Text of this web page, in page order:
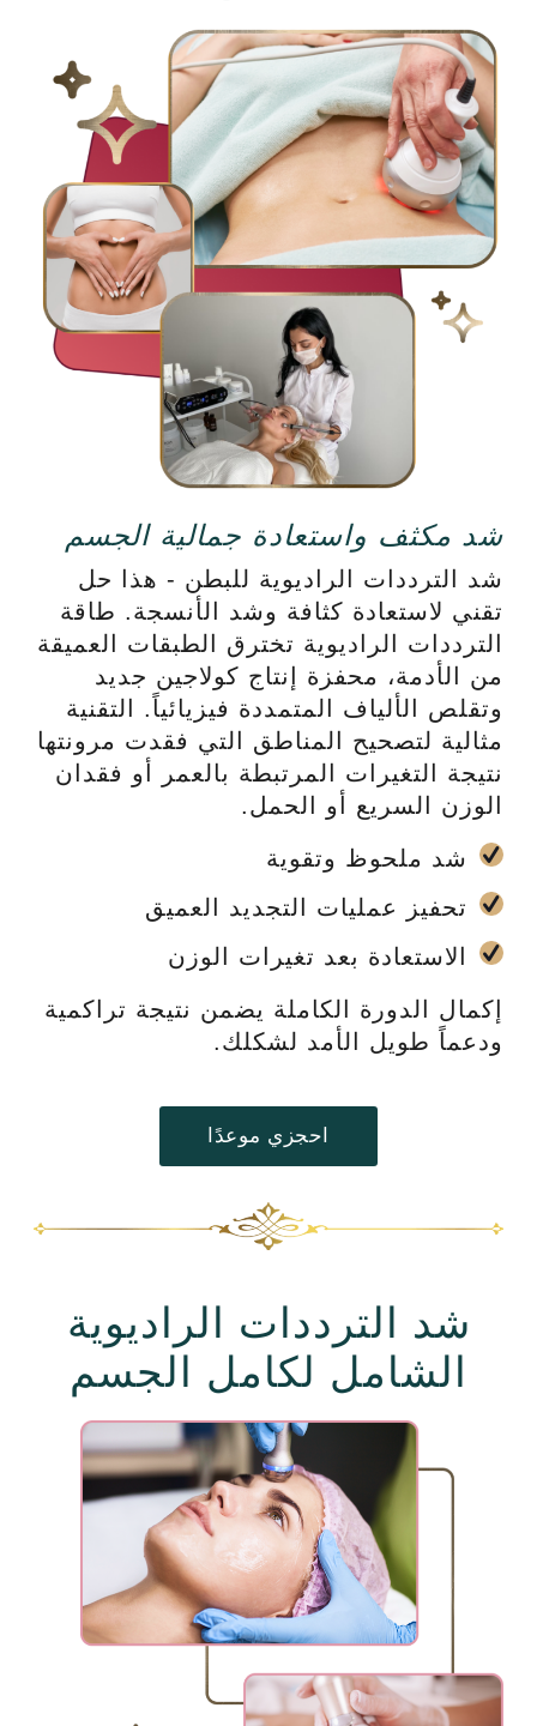
شد مكثف واستعادة جمالية الجسم
شد الترددات الراديوية للبطن - هذا حل
تقني لاستعادة كثافة وشد الأنسجة. طاقة
الترددات الراديوية تخترق الطبقات العميقة
من الأدمة، محفزة إنتاج كولاجين جديد
وتقلص الألياف المتمددة فيزيائياً. التقنية
مثالية لتصحيح المناطق التي فقدت مرونتها
نتيجة التغيرات المرتبطة بالعمر أو فقدان
الوزن السريع أو الحمل.
شد ملحوظ وتقوية
تحفيز عمليات التجديد العميق
الاستعادة بعد تغيرات الوزن
إكمال الدورة الكاملة يضمن نتيجة تراكمية
ودعماً طويل الأمد لشكلك.
احجزي موعدًا
شد الترددات الراديوية
الشامل لكامل الجسم